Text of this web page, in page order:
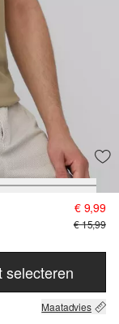
€ 9,99
€ 15,99
selecteren
Maatadvies